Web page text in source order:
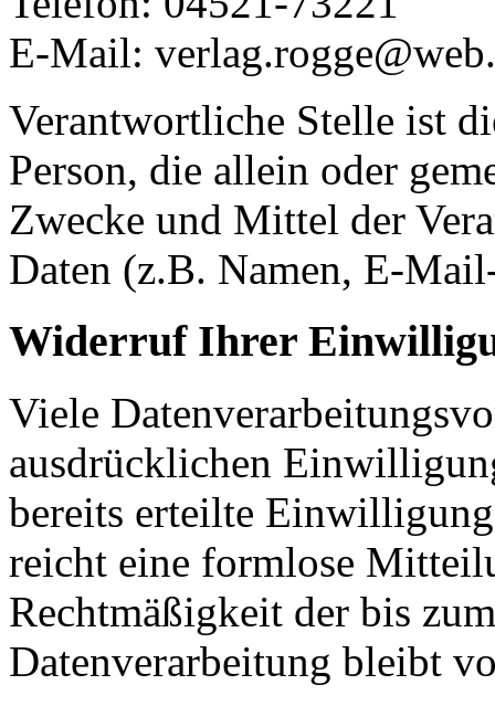
E-Mail:
Verantwortliche Stelle ist
Person, die allein oder
Zwecke und Mittel der
Daten (z.B. Namen, E-
Widerruf Ihrer
Viele
ausdrücklichen
bereits erteilte
reicht eine formlose
Rechtmäßigkeit der bis
Datenverarbeitung bleibt